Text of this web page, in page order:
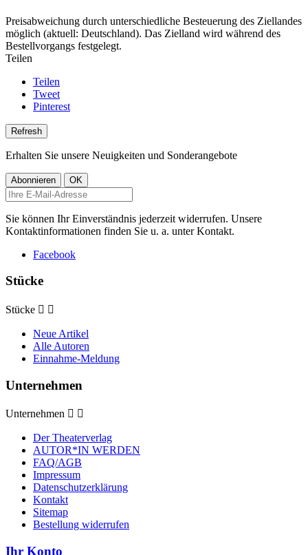
Preisabweichung durch unterschiedliche Besteuerung des Ziellandes
möglich (aktuell: Deutschland). Das Zielland wird während des
Bestellvorgangs festgelegt.
Teilen
Teilen
Tweet
Pinterest
Erhalten Sie unsere Neuigkeiten und Sonderangebote
Sie können Ihr Einverständnis jederzeit widerrufen. Unsere
Kontaktinformationen finden Sie u. a. unter Kontakt.
Facebook
Stücke
Stücke  
Neue Artikel
Alle Autoren
Einnahme-Meldung
Unternehmen
Unternehmen  
Der Theaterverlag
AUTOR*IN WERDEN
FAQ/AGB
Impressum
Datenschutzerklärung
Kontakt
Sitemap
Bestellung widerrufen
Ihr Konto